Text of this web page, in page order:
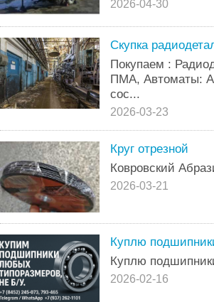
2026-04-30
Скупка
Покупаем :
ПМА, Автоматы:
сос...
2026-03-23
Круг отрезной
Ковровский
2026-03-21
Куплю
Куплю
2026-02-16